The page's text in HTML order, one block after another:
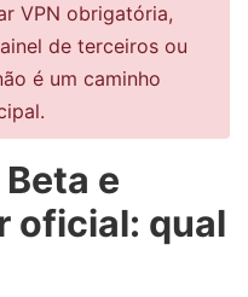
VPN obrigatória,
de terceiros ou
é um caminho
e
oficial: qual